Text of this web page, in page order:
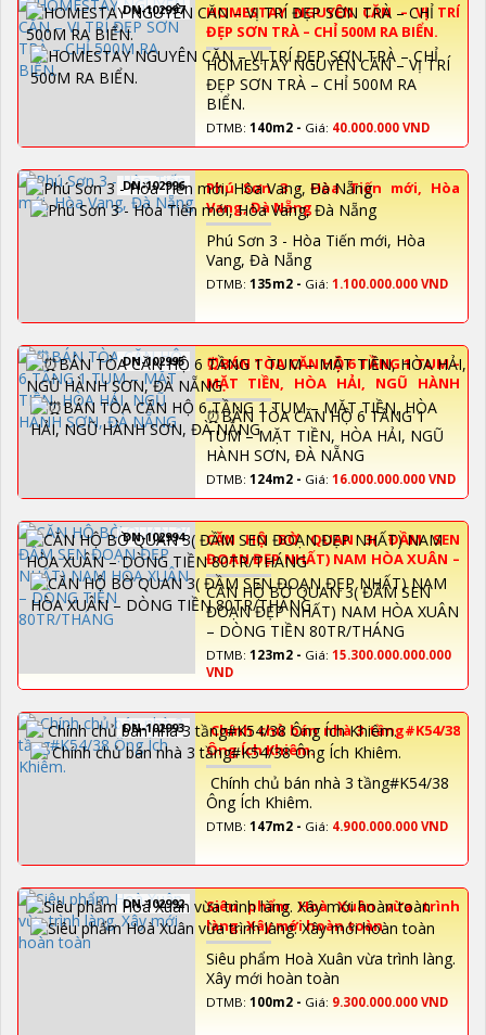
DN-102997
HOMESTAY NGUYÊN CĂN – VỊ TRÍ
ĐẸP SƠN TRÀ – CHỈ 500M RA BIỂN.
HOMESTAY NGUYÊN CĂN – VỊ TRÍ
ĐẸP SƠN TRÀ – CHỈ 500M RA
BIỂN.
DTMB: 140m2 - Giá: 40.000.000 VND
DN-102996
Phú Sơn 3 - Hòa Tiến mới, Hòa
Vang, Đà Nẵng
Phú Sơn 3 - Hòa Tiến mới, Hòa
Vang, Đà Nẵng
DTMB: 135m2 - Giá: 1.100.000.000 VND
DN-102995
⏰️BÁN TÒA CĂN HỘ 6 TẦNG 1 TUM –
MẶT TIỀN, HÒA HẢI, NGŨ HÀNH
SƠN, ĐÀ NẴNG
⏰️BÁN TÒA CĂN HỘ 6 TẦNG 1
TUM – MẶT TIỀN, HÒA HẢI, NGŨ
HÀNH SƠN, ĐÀ NẴNG
DTMB: 124m2 - Giá: 16.000.000.000 VND
DN-102994
CĂN HỘ BỜ QUAN 3( ĐẦM SEN
ĐOẠN ĐẸP NHẤT) NAM HÒA XUÂN –
DÒNG TIỀN 80TR/THÁNG
CĂN HỘ BỜ QUAN 3( ĐẦM SEN
ĐOẠN ĐẸP NHẤT) NAM HÒA XUÂN
– DÒNG TIỀN 80TR/THÁNG
DTMB: 123m2 - Giá: 15.300.000.000.000
VND
DN-102993
Chính chủ bán nhà 3 tầng#K54/38
Ông Ích Khiêm.
Chính chủ bán nhà 3 tầng#K54/38
Ông Ích Khiêm.
DTMB: 147m2 - Giá: 4.900.000.000 VND
DN-102992
Siêu phẩm Hoà Xuân vừa trình
làng. Xây mới hoàn toàn
Siêu phẩm Hoà Xuân vừa trình làng.
Xây mới hoàn toàn
DTMB: 100m2 - Giá: 9.300.000.000 VND